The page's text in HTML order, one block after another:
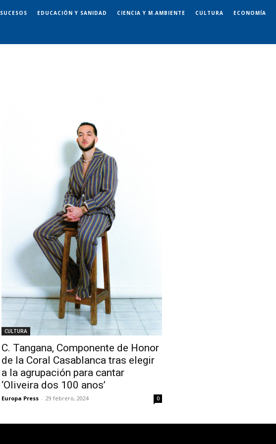
SUCESOS EDUCACIÓN Y SANIDAD CIENCIA Y M.AMBIENTE CULTURA ECONOMÍA
CULTURA
C. Tangana, Componente de Honor
de la Coral Casablanca tras elegir
a la agrupación para cantar
‘Oliveira dos 100 anos’
Europa Press - 29 febrero, 2024 0